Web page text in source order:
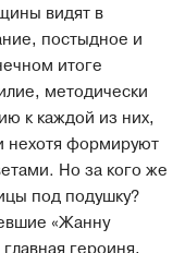
видят в
постыдное и
итоге
методически
к каждой из них,
нехотя формируют
Но за кого же
под подушку?
«Жанну